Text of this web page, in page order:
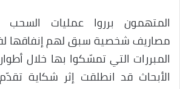
المتهمون برروا عمليات السحب
مصاريف شخصية سبق لهم إنفاقها
المبررات التي تمسّكوا بها خلال
الأبحاث قد انطلقت إثر شكاية